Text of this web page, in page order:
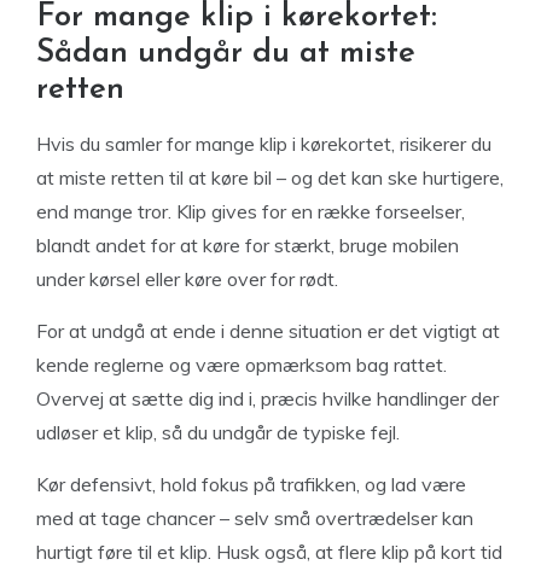
For mange klip i kørekortet:
Sådan undgår du at miste
retten
Hvis du samler for mange klip i kørekortet, risikerer du
at miste retten til at køre bil – og det kan ske hurtigere,
end mange tror. Klip gives for en række forseelser,
blandt andet for at køre for stærkt, bruge mobilen
under kørsel eller køre over for rødt.
For at undgå at ende i denne situation er det vigtigt at
kende reglerne og være opmærksom bag rattet.
Overvej at sætte dig ind i, præcis hvilke handlinger der
udløser et klip, så du undgår de typiske fejl.
Kør defensivt, hold fokus på trafikken, og lad være
med at tage chancer – selv små overtrædelser kan
hurtigt føre til et klip. Husk også, at flere klip på kort tid